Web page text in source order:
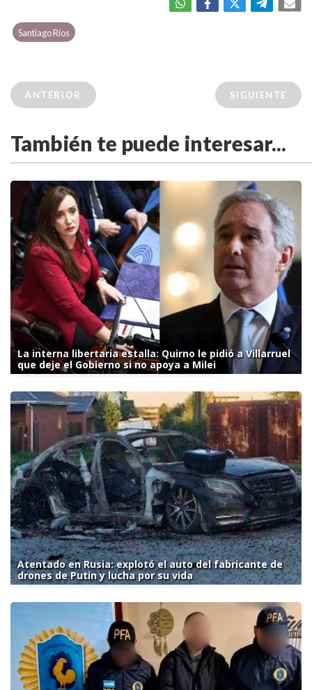
Santiago Ríos
ANTERIOR SIGUIENTE
También te puede interesar...
La interna libertaria estalla: Quirno le pidió a Villarruel
que deje el Gobierno si no apoya a Milei
Atentado en Rusia: explotó el auto del fabricante de
drones de Putin y lucha por su vida